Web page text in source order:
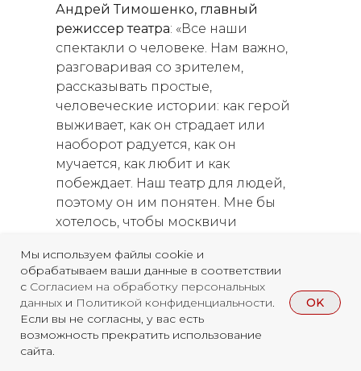
Мы используем файлы cookie и
обрабатываем ваши данные в соответствии
с Согласием на обработку персональных
данных и Политикой конфиденциальности.
Если вы не согласны, у вас есть
возможность прекратить использование
сайта.
OK
Андрей Тимошенко, главный
режиссер театра: «Все наши
спектакли о человеке. Нам важно,
разговаривая со зрителем,
рассказывать простые,
человеческие истории: как герой
выживает, как он страдает или
наоборот радуется, как он
мучается, как любит и как
побеждает. Наш театр для людей,
поэтому он им понятен. Мне бы
хотелось, чтобы москвичи
честную и наполненную мощной
северной энергетикой».